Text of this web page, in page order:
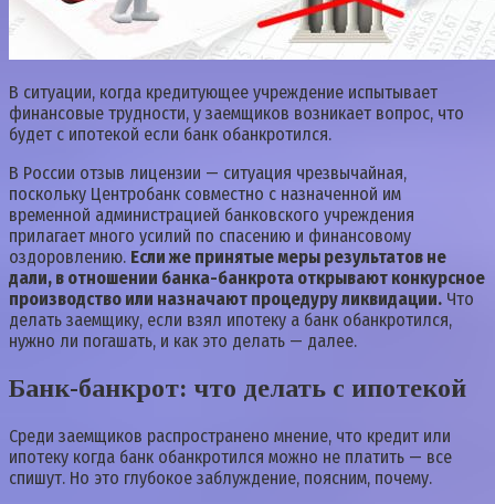
В ситуации, когда кредитующее учреждение испытывает
финансовые трудности, у заемщиков возникает вопрос, что
будет с ипотекой если банк обанкротился.
В России отзыв лицензии — ситуация чрезвычайная,
поскольку Центробанк совместно с назначенной им
временной администрацией банковского учреждения
прилагает много усилий по спасению и финансовому
оздоровлению. Если же принятые меры результатов не
дали, в отношении банка-банкрота открывают конкурсное
производство или назначают процедуру ликвидации. Что
делать заемщику, если взял ипотеку а банк обанкротился,
нужно ли погашать, и как это делать — далее.
Банк-банкрот: что делать с ипотекой
Среди заемщиков распространено мнение, что кредит или
ипотеку когда банк обанкротился можно не платить — все
спишут. Но это глубокое заблуждение, поясним, почему.